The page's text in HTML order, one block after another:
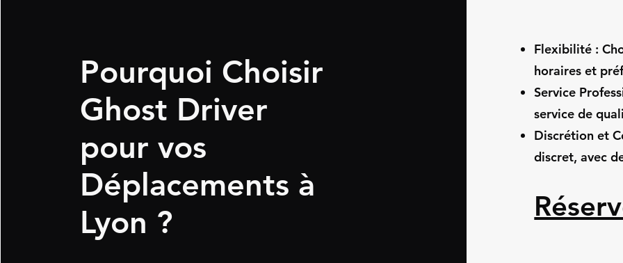
Pourquoi Choisir
Ghost Driver
pour vos
Déplacements à
Lyon ?
Flexibilité :
horaires et
Service
service de
Discrétion et
discret, avec